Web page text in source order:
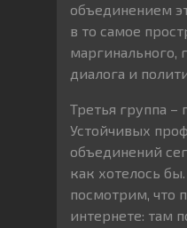
объединением
в то самое
маргинального,
диалога и
Третья группа –
Устойчивых
объединений
как хотелось
посмотрим, что
интернете: там